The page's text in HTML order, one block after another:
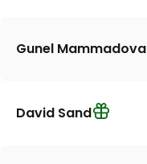
Gunel Mammadova
David Sand